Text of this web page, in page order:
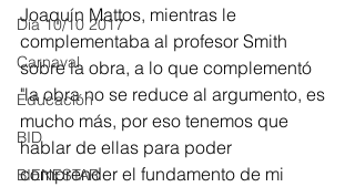
Día 10/10 2017
Carnaval
Educación
BID
BIENESTAR
Joaquín Mattos, mientras le
complementaba al profesor Smith
sobre la obra, a lo que complementó
"la obra no se reduce al argumento, es
mucho más, por eso tenemos que
hablar de ellas para poder
comprender el fundamento de mi